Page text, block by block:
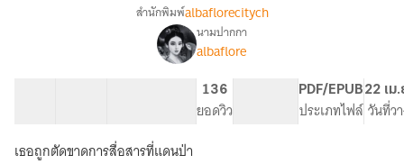
(เล่ม
เรื่อง
เริง
กล
กาม
สำนักพิมพ์albaflorecitych
นามปากกา
albaflore
136
ยอดวิว
PDF/EPUB
ประเภทไฟล์
22 เม
วันที่ว
เธอถูกตัดขาดการสื่อสารที่แดนป่า